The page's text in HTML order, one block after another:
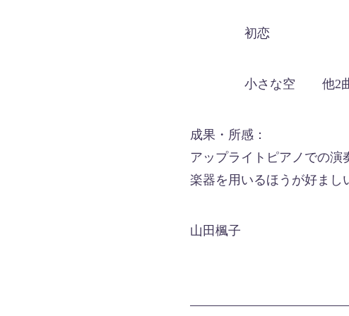
初恋
小さな空 他2
成果・所感：
アップライトピアノでの演
楽器を用いるほうが好まし
山田楓子